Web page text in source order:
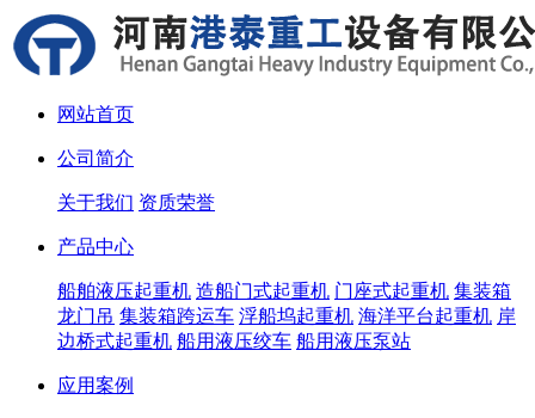
网站首页
公司简介
关于我们 资质荣誉
产品中心
船舶液压起重机 造船门式起重机 门座式起重机 集装箱
龙门吊 集装箱跨运车 浮船坞起重机 海洋平台起重机 岸
边桥式起重机 船用液压绞车 船用液压泵站
应用案例